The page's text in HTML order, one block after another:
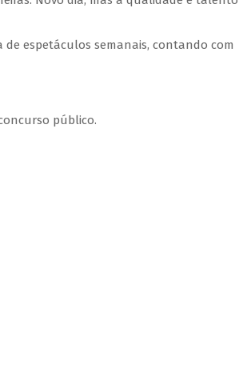
espetáculos semanais, contando com
público.